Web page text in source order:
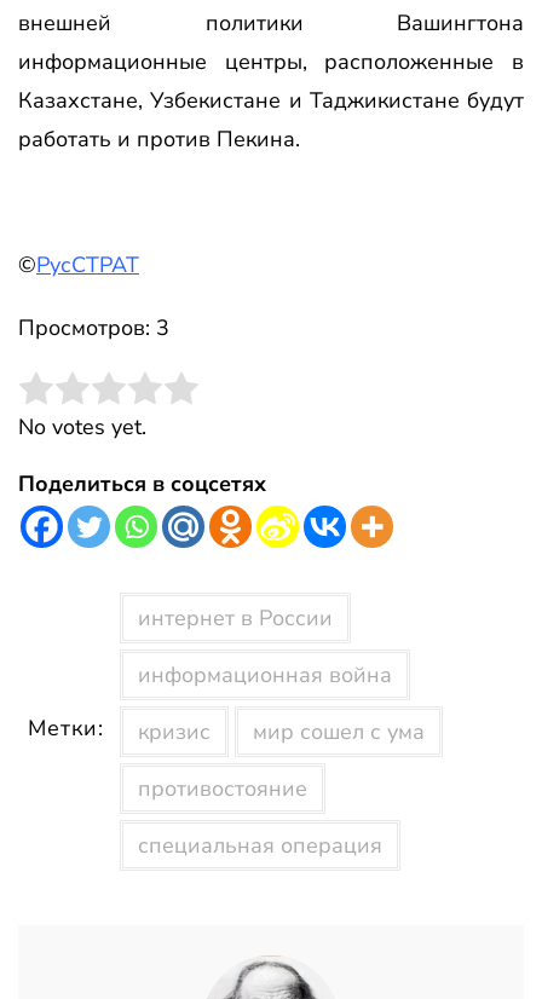
внешней политики Вашингтона
информационные центры, расположенные в
Казахстане, Узбекистане и Таджикистане будут
работать и против Пекина.
©РусСТРАТ
Просмотров: 3
Rate this item:
Submit Rating
No votes yet.
Поделиться в соцсетях
Метки:
интернет в России
информационная война
кризис
мир сошел с ума
противостояние
специальная операция